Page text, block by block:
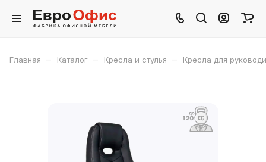
Главная – Каталог – Кресла и стулья – Кресла для